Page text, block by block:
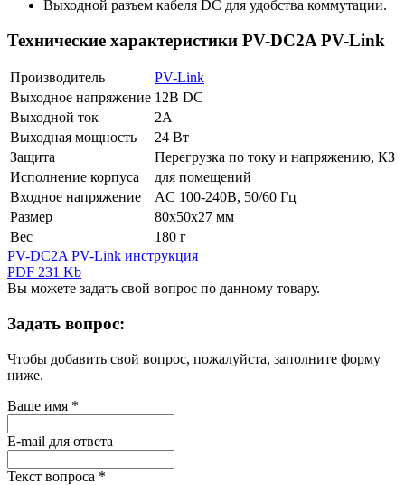
Выходной разъем кабеля DC для удобства коммутации.
Технические характеристики PV-DC2A PV-Link
Производитель
PV-Link
Выходное напряжение 12В DC
Выходной ток
2А
Выходная мощность
24 Вт
Защита
Перегрузка по току и напряжению, КЗ
Исполнение корпуса
для помещений
Входное напряжение
AC 100-240В, 50/60 Гц
Размер
80х50х27 мм
Вес
180 г
PV-DC2A PV-Link инструкция
PDF 231 Kb
Вы можете задать свой вопрос по данному товару.
Задать вопрос:
Чтобы добавить свой вопрос, пожалуйста, заполните форму
ниже.
Ваше имя *
E-mail для ответа
Текст вопроса *